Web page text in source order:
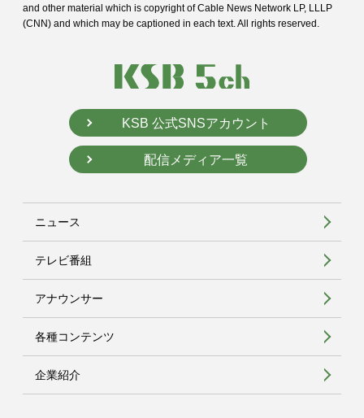
and other material which is copyright of Cable News Network LP, LLLP
(CNN) and which may be captioned in each text. All rights reserved.
KSB 公式SNSアカウント
配信メディア一覧
ニュース
テレビ番組
アナウンサー
各種コンテンツ
企業紹介